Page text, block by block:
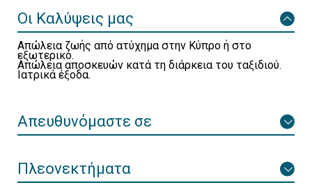
Οι Καλύψεις μας
Απώλεια ζωής από ατύχημα στην Κύπρο ή στο
εξωτερικό.
Απώλεια αποσκευών κατά τη διάρκεια του ταξιδιού.
Ιατρικά έξοδα.
Απευθυνόμαστε σε
Πλεονεκτήματα